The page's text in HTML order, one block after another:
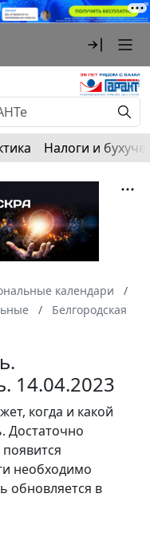
Налоги и
календари
Белгородская
14.04.2023
когда и какой
Достаточно
необходимо
обновляется в